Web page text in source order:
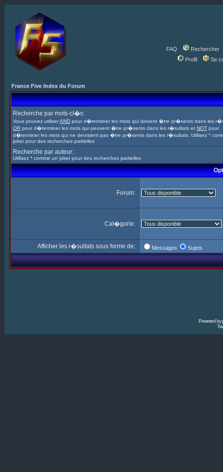
FAQ
Rechercher
Profil
Se
France Five Index du Forum
Recherche par mots-cl�s:
Vous pouvez utiliserAND pour d�terminer les mots qui doivent �tre pr�sents dans les
OR pour d�terminer les mots qui peuvent �tre pr�sents dans les r�sultats et NOT pour
d�terminer les mots qui ne devraient pas �tre pr�sents dans les r�sultats. Utilisez *
joker pour des recherches partielles
Recherche par auteur:
Utilisez * comme un joker pour des recherches partielles
Forum:
Cat�gorie:
Afficher les r�sultats sous forme de: Messages Sujets
Powered by